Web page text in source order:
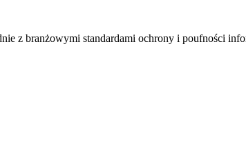
z branżowymi standardami ochrony i poufności